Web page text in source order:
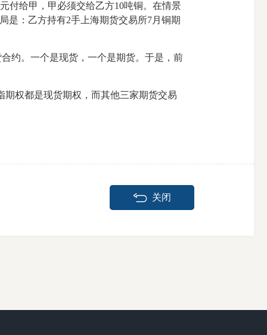
给甲，甲必须交给乙方10吨铜。在情景
是：乙方持有2手上海期货交易所7月铜期
。一个是现货，一个是期货。于是，前
权都是现货期权，而其他三家期货交易
关闭